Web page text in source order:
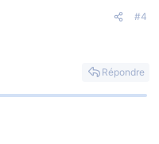
#4
Répondre